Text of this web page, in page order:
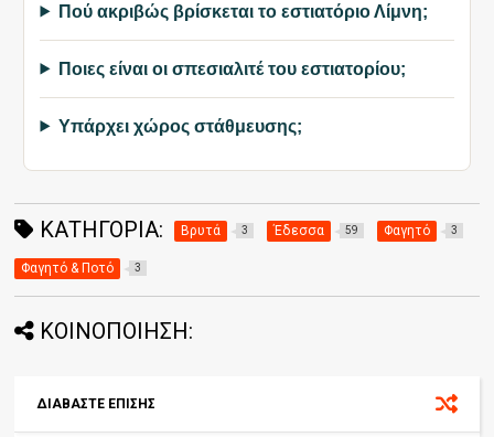
Πού ακριβώς βρίσκεται το εστιατόριο Λίμνη;
Ποιες είναι οι σπεσιαλιτέ του εστιατορίου;
Υπάρχει χώρος στάθμευσης;
ΚΑΤΗΓΟΡΊΑ: Βρυτά 3 Έδεσσα 59 Φαγητό 3
Φαγητό & Ποτό 3
ΚΟΙΝΟΠΟΙΗΣΗ:
ΔΙΑΒΑΣΤΕ ΕΠΙΣΗΣ